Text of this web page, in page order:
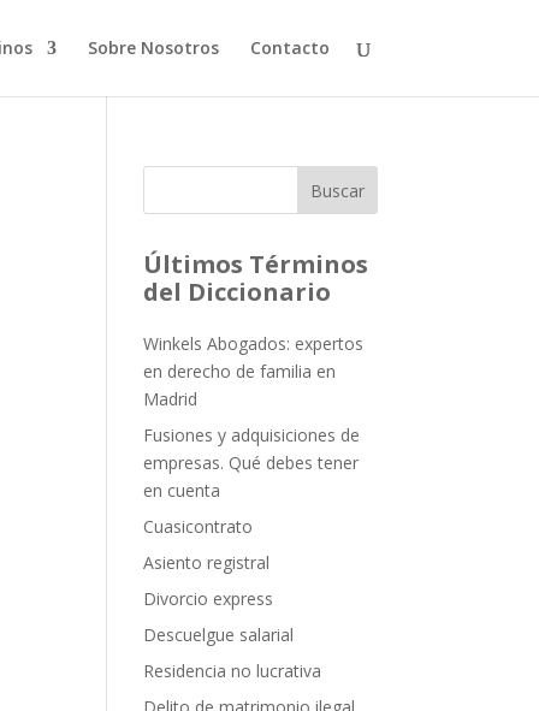
Sobre Nosotros Contacto
Buscar
Últimos Términos
del Diccionario
Winkels Abogados: expertos
en derecho de familia en
Madrid
Fusiones y adquisiciones de
empresas. Qué debes tener
en cuenta
Cuasicontrato
Asiento registral
Divorcio express
Descuelgue salarial
Residencia no lucrativa